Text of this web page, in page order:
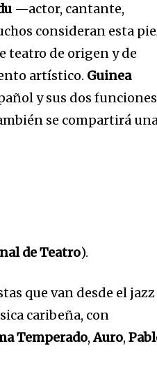
—actor, cantante,
consideran esta
teatro de origen y de
artístico. Guinea
y sus dos funciones
se compartirá
de Teatro).
que van desde el jazz
caribeña, con
Temperado,Auro,